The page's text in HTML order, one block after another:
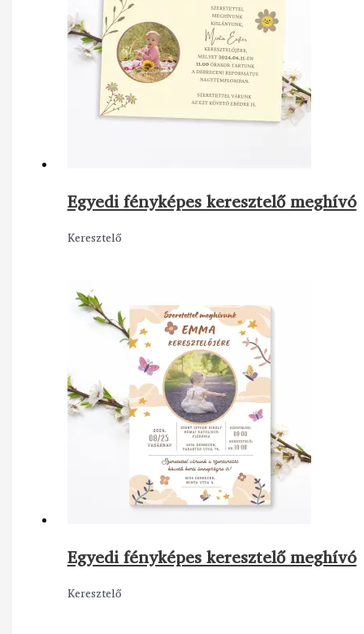
Egyedi fényképes keresztelő meghívó
Keresztelő
Egyedi fényképes keresztelő meghívó
Keresztelő